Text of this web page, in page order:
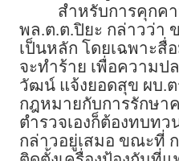
สำหรับการคุกค
พล.ต.ต.ปิยะ กล่าวว่า
เป็นหลัก โดยเฉพาะสื่
จะทำร้าย เพื่อความป
วัฒน์ แจ้งยอดสุข ผบ.
กฎหมายกับการรักษา
ตำรวจเองก็ต้องทบท
กล่าวอยู่เสมอ ขณะที่